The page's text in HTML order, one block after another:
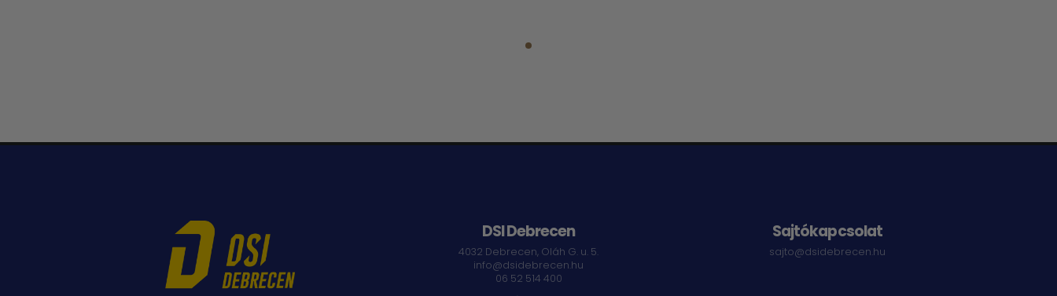
DSI Debrecen
4032 Debrecen, Oláh G. u. 5.
info@dsidebrecen.hu
06 52 514 400
Sajtókapcsolat
sajto@dsidebrecen.hu